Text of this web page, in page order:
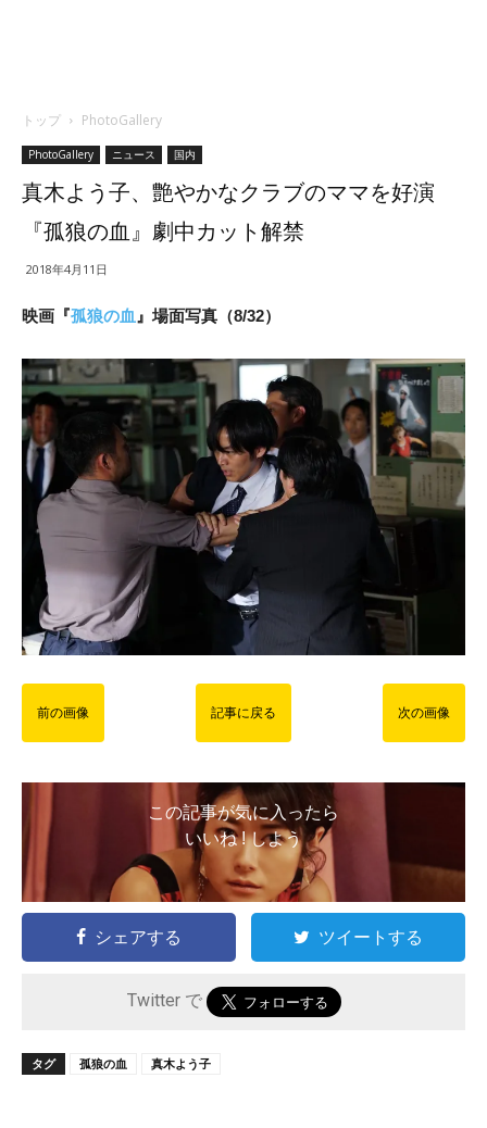
トップ PhotoGallery
PhotoGallery ニュース 国内
真木よう子、艶やかなクラブのママを好演
『孤狼の血』劇中カット解禁
2018年4月11日
映画『孤狼の血 』場面写真（8/32）
前の画像 記事に戻る 次の画像
この記事が気に入ったら
いいね ! しよう
シェアする ツイートする
Twitter で
タグ 孤狼の血 真木よう子